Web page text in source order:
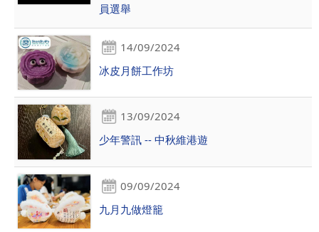
員選舉
14/09/2024
冰皮月餅工作坊
13/09/2024
少年警訊 -- 中秋維港遊
09/09/2024
九月九做燈籠